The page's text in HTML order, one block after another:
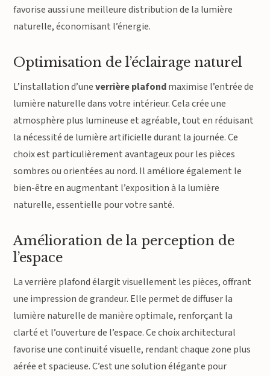
favorise aussi une meilleure distribution de la lumière
naturelle, économisant l’énergie.
Optimisation de l’éclairage naturel
L’installation d’uneverrière plafondmaximise l’entrée de
lumière naturelle dans votre intérieur. Cela crée une
atmosphère plus lumineuse et agréable, tout en réduisant
la nécessité de lumière artificielle durant la journée. Ce
choix est particulièrement avantageux pour les pièces
sombres ou orientées au nord. Il améliore également le
bien-être en augmentant l’exposition à la lumière
naturelle, essentielle pour votre santé.
Amélioration de la perception de
l’espace
La verrière plafond élargit visuellement les pièces, offrant
une impression de grandeur. Elle permet de diffuser la
lumière naturelle de manière optimale, renforçant la
clarté et l’ouverture de l’espace. Ce choix architectural
favorise une continuité visuelle, rendant chaque zone plus
aérée et spacieuse. C’est une solution élégante pour